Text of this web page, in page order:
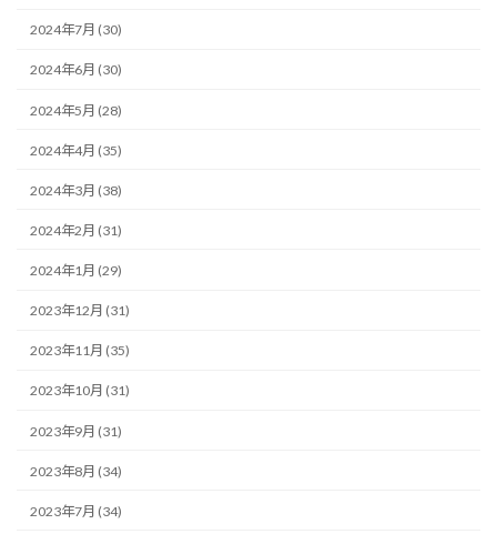
2024年7月 (30)
2024年6月 (30)
2024年5月 (28)
2024年4月 (35)
2024年3月 (38)
2024年2月 (31)
2024年1月 (29)
2023年12月 (31)
2023年11月 (35)
2023年10月 (31)
2023年9月 (31)
2023年8月 (34)
2023年7月 (34)